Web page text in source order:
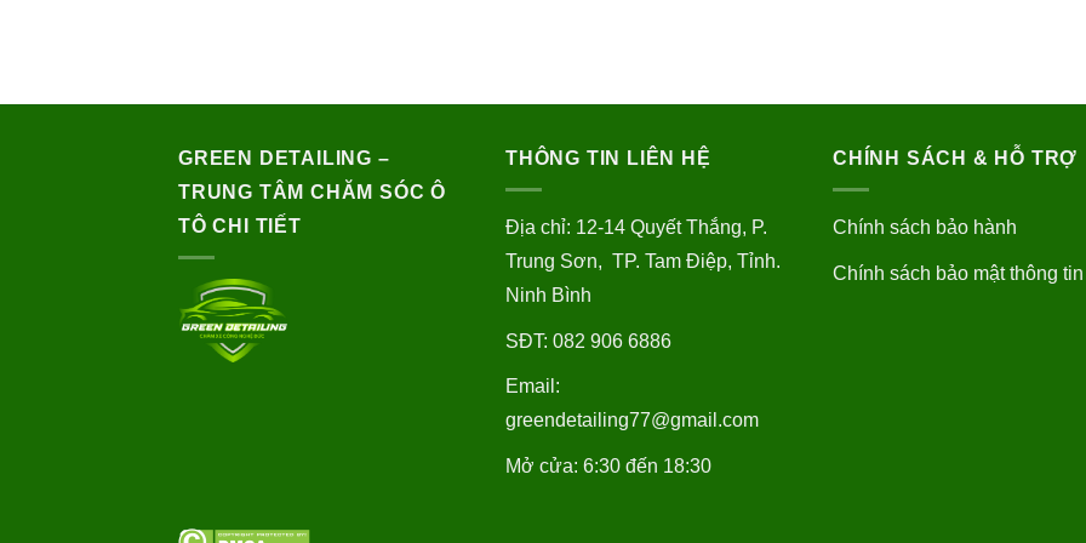
GREEN DETAILING –
TRUNG TÂM CHĂM SÓC Ô
TÔ CHI TIẾT
THÔNG TIN LIÊN HỆ
Địa chỉ: 12-14 Quyết Thắng, P.
Trung Sơn, TP. Tam Điệp, Tỉnh.
Ninh Bình
SĐT: 082 906 6886
Email:
greendetailing77@gmail.com
Mở cửa: 6:30 đến 18:30
CHÍNH SÁCH & HỖ TRỢ
Chính sách bảo hành
Chính sách bảo mật thông tin